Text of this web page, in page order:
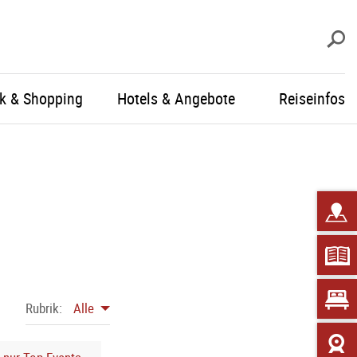
& Shopping Hotels & Angebote Reiseinfos
Rubrik: Alle